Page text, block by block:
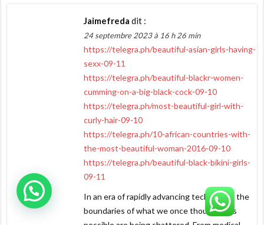
Jaimefreda dit :
24 septembre 2023 à 16 h 26 min
https://telegra.ph/beautiful-asian-girls-having-
sexx-09-11
https://telegra.ph/beautiful-blackr-women-
cumming-on-a-big-black-cock-09-10
https://telegra.ph/most-beautiful-girl-with-
curly-hair-09-10
https://telegra.ph/10-african-countries-with-
the-most-beautiful-woman-2016-09-10
https://telegra.ph/beautiful-black-bikini-girls-
09-11
In an era of rapidly advancing technology, the
boundaries of what we once thought was